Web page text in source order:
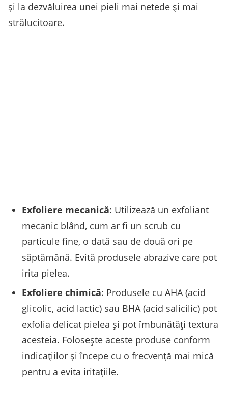
și la dezvăluirea unei pieli mai netede și mai
strălucitoare.
Exfoliere mecanică: Utilizează un exfoliant
mecanic blând, cum ar fi un scrub cu
particule fine, o dată sau de două ori pe
săptămână. Evită produsele abrazive care pot
irita pielea.
Exfoliere chimică: Produsele cu AHA (acid
glicolic, acid lactic) sau BHA (acid salicilic) pot
exfolia delicat pielea și pot îmbunătăți textura
acesteia. Folosește aceste produse conform
indicațiilor și începe cu o frecvență mai mică
pentru a evita iritațiile.